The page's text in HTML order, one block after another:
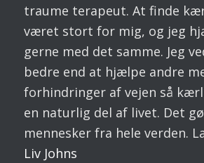
traume terapeut. At finde
været stort for mig, og jeg
gerne med det samme. Jeg
bedre end at hjælpe andre
forhindringer af vejen så
en naturlig del af livet. Det
mennesker fra hele verden.
Liv Johns